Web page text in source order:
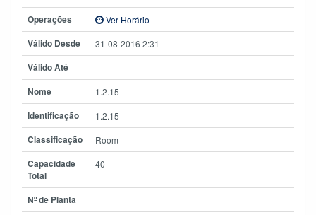
Operações Ver Horário
Válido Desde 31-08-2016 2:31
Válido Até
Nome
1.2.15
Identificação 1.2.15
Classificação Room
Capacidade
Total
40
Nº de Planta